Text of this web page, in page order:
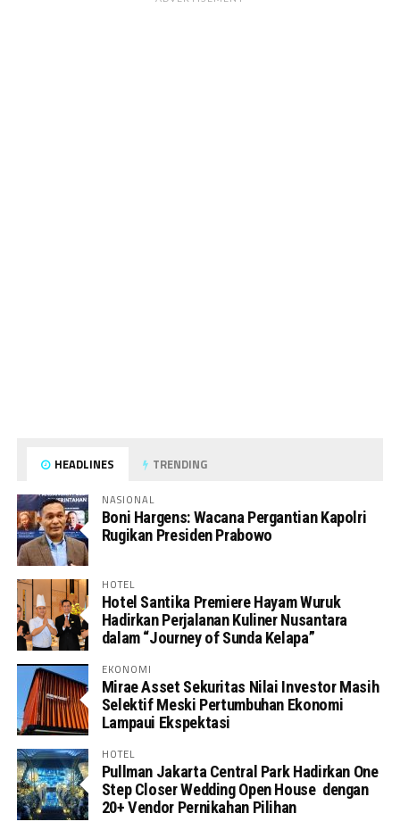
HEADLINES TRENDING
NASIONAL
Boni Hargens: Wacana Pergantian Kapolri
Rugikan Presiden Prabowo
HOTEL
Hotel Santika Premiere Hayam Wuruk
Hadirkan Perjalanan Kuliner Nusantara
dalam “Journey of Sunda Kelapa”
EKONOMI
Mirae Asset Sekuritas Nilai Investor Masih
Selektif Meski Pertumbuhan Ekonomi
Lampaui Ekspektasi
HOTEL
Pullman Jakarta Central Park Hadirkan One
Step Closer Wedding Open House dengan
20+ Vendor Pernikahan Pilihan